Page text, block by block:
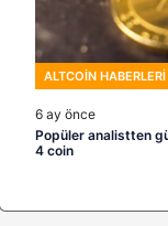
ALTCOIN HABERLERI
6 ay önce
Popüler analistten
4 coin